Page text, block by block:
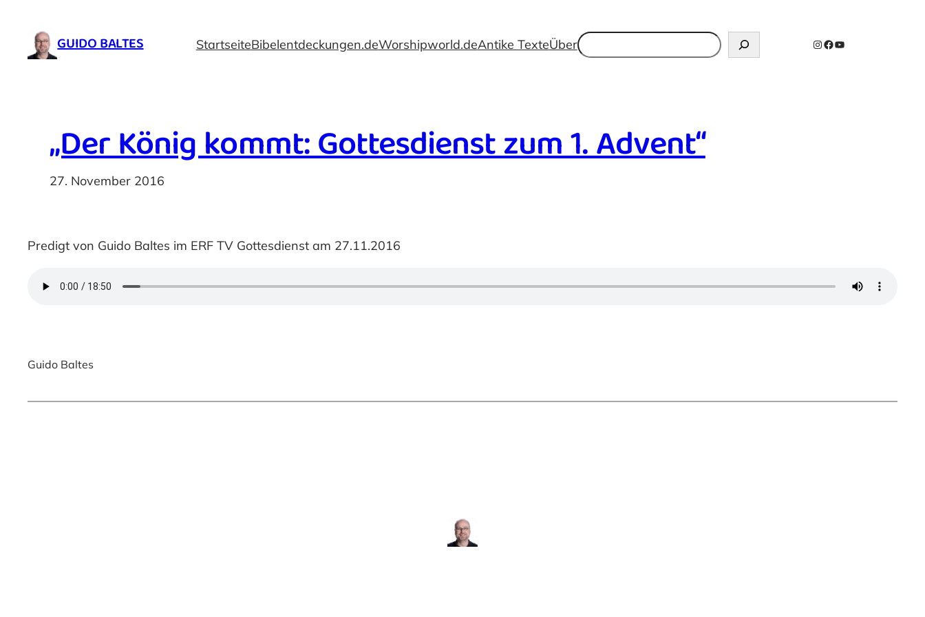
Inhalt
springenGUIDO BALTES StartseiteBibelentdeckungen.deWorshipworld.deAntike TexteÜberSuchen Instagram
Facebook
YouTube
„Der König kommt: Gottesdienst zum 1. Advent“
27. November 2016
Predigt von Guido Baltes im ERF TV Gottesdienst am 27.11.2016
Guido Baltes